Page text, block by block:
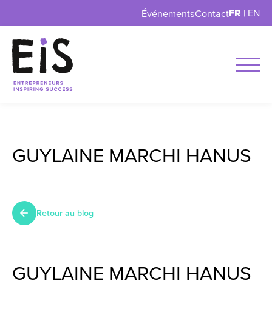
ÉvénementsContactFR | EN
GUYLAINE MARCHI HANUS
Retour au blog
GUYLAINE MARCHI HANUS